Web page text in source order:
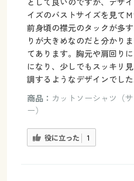
イズのバストサイズを見て
前身頃の襟元のタックが多
りが大きめなのだと分かり
てあります。胸元や肩回り
になり、少しでもスッキリ
調するようなデザインでした
商品： カットソーシャツ（
ー）
役に立った 1